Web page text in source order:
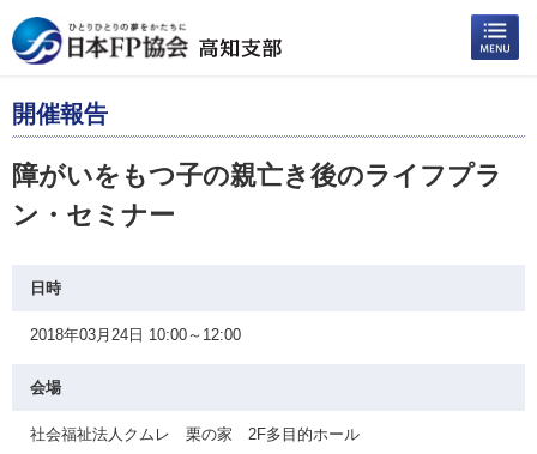
開催報告
障がいをもつ子の親亡き後のライフプラ
ン・セミナー
日時
2018年03月24日 10:00～12:00
会場
社会福祉法人クムレ 栗の家 2F多目的ホール